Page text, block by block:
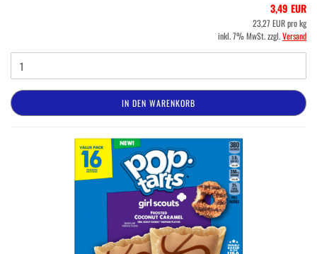
3,49 EUR
23,27 EUR pro kg
inkl. 7% MwSt. zzgl.Versand
IN DEN WARENKORB